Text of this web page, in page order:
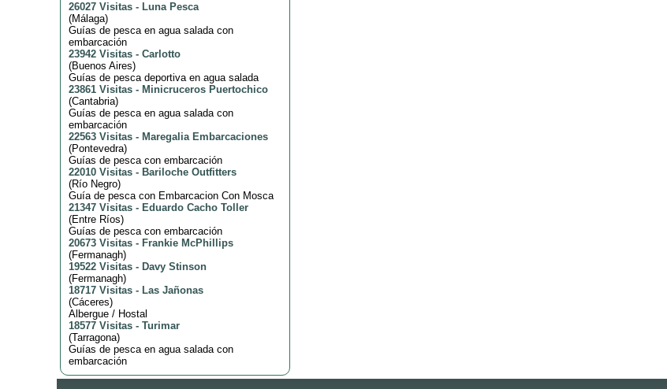
26027 Visitas - Luna Pesca
(Málaga)
Guías de pesca en agua salada con
embarcación
23942 Visitas - Carlotto
(Buenos Aires)
Guías de pesca deportiva en agua salada
23861 Visitas - Minicruceros Puertochico
(Cantabria)
Guías de pesca en agua salada con
embarcación
22563 Visitas - Maregalia Embarcaciones
(Pontevedra)
Guías de pesca con embarcación
22010 Visitas - Bariloche Outfitters
(Río Negro)
Guía de pesca con Embarcacion Con Mosca
21347 Visitas - Eduardo Cacho Toller
(Entre Ríos)
Guías de pesca con embarcación
20673 Visitas - Frankie McPhillips
(Fermanagh)
19522 Visitas - Davy Stinson
(Fermanagh)
18717 Visitas - Las Jañonas
(Cáceres)
Albergue / Hostal
18577 Visitas - Turimar
(Tarragona)
Guías de pesca en agua salada con
embarcación